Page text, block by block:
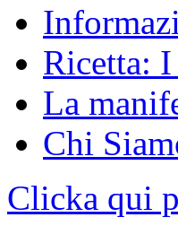
Ricetta:
La
Chi
Clicka qui